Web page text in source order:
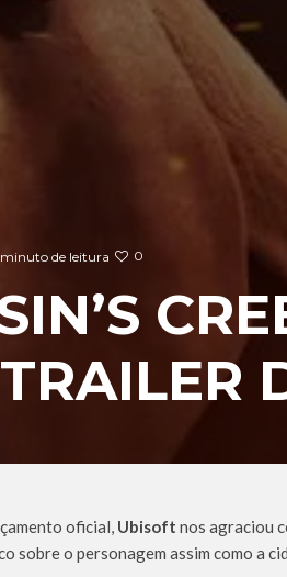
minuto de leitura 0
oficial, Ubisoft nos agraciou
sobre o personagem assim como a